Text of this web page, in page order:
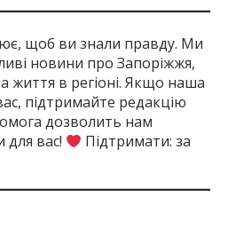
щоб ви знали правду. Ми
новини про Запоріжжя,
життя в регіоні. Якщо наша
підтримайте редакцію
дозволить нам
вас!
Підтримати: за